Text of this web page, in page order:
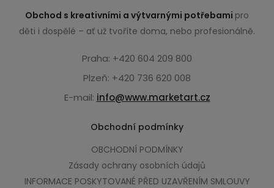
Obchod s kreativními a výtvarnými potřebami pro
děti i dospělé – ať už tvoříte doma, nebo profesionálně.
Praha: +420 604 209 800
Plzeň: +420 736 620 008
E-mail: info@www.marketart.cz
Obchodní podmínky
OBCHODNÍ PODMÍNKY
Zásady ochrany osobních údajů
INFORMACE POSKYTOVANÉ PŘED UZAVŘENÍM SMLOUVY